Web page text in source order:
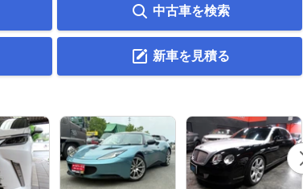
中古車を検索
新車を見積る